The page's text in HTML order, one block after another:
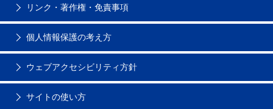
リンク・著作権・免責事項
個人情報保護の考え方
ウェブアクセシビリティ方針
サイトの使い方